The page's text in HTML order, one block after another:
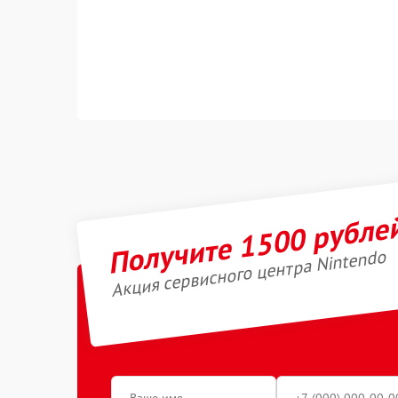
Получите 1500
Акция сервисного центра Nintendo